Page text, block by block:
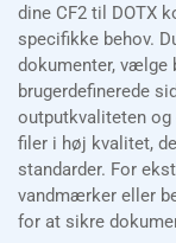
dine CF2 til DOTX
specifikke behov.
dokumenter, vælge
brugerdefinerede
outputkvaliteten og
filer i høj kvalitet,
standarder. For
vandmærker eller
for at sikre